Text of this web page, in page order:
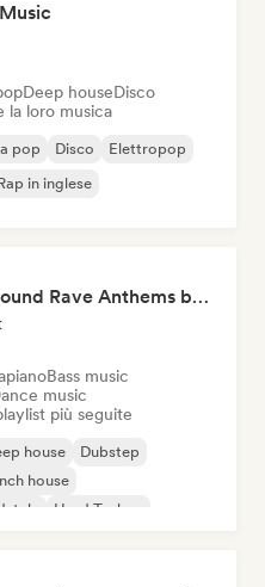
Deep houseDisco
la loro musica
pop Disco
Elettropop
in inglese
Techno Underground Rave Anthems by Orphium
Bass music
music
più seguite
house
Dubstep
house
Hard Techno